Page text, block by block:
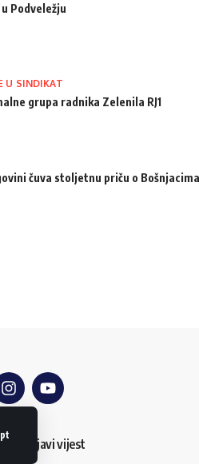
Podveležju
U SINDIKAT
grupa radnika Zelenila RJ1
čuva stoljetnu priču o Bošnjacima
Dojavi vijest